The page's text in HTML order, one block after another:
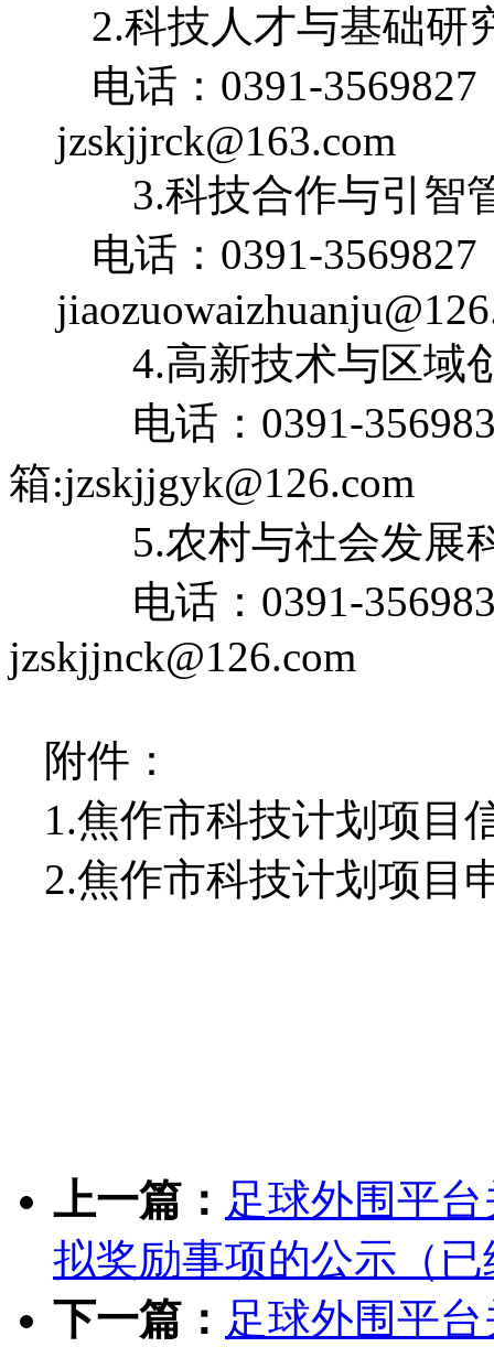
2.科技人才与基础研
电话：0391-
jzskjjrck@163.com
3.科技合作与引
电话：0391-
4.高新技术与区
箱:jzskjjgyk@126.com
5.农村与社会发
电话：0391-
jzskjjnck@126.com
附件：
1.焦作市科技计划项目
2.焦作市科技计划项目
上一篇： 足球外围平
拟奖励事项的公示（
下一篇： 足球外围平